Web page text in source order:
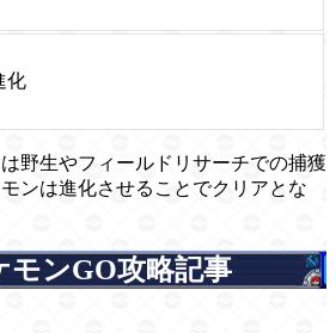
化
野生やフィールドリサーチでの捕獲
ンは進化させることでクリアとな
モンGO攻略記事